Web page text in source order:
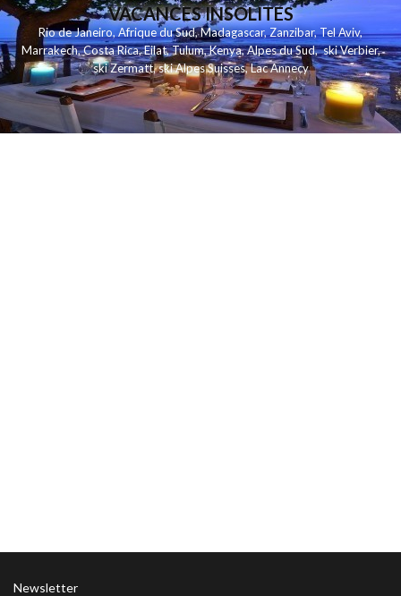
VACANCES INSOLITES
Rio de Janeiro,Afrique du Sud,Madagascar,Zanzibar,Tel Aviv,
Marrakech,Costa Rica,Eilat,Tulum,Kenya,Alpes du Sud,ski Verbier,
ski Zermatt,ski Alpes Suisses,Lac Annecy
Newsletter